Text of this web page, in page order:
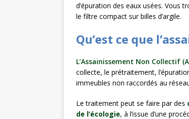
[ 6 juillet
[ 3 août
À
[ 27 juillet
d’épuration des eaux usées. Vous
le filtre compact sur billes d’argile.
Qu’est ce que
L’Assainissement Non Collectif
collecte, le prétraitement,
immeubles non raccordés au
Le traitement peut se faire par des
de l’écologie, à l’issue d’une